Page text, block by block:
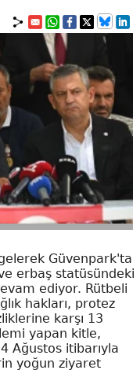
Güvenpark'ta
erbaş statüsündeki
ediyor. Rütbeli
hakları, protez
karşı 13
yapan kitle,
Ağustos itibarıyla
yoğun ziyaret